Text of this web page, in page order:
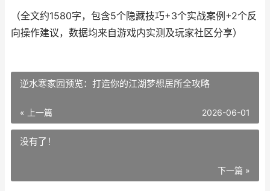
（全文约1580字，包含5个隐藏技巧+3个实战案例+2个反
向操作建议，数据均来自游戏内实测及玩家社区分享）
逆水寒家园预览：打造你的江湖梦想居所全攻略
« 上一篇 2026-06-01
没有了！
下一篇 »